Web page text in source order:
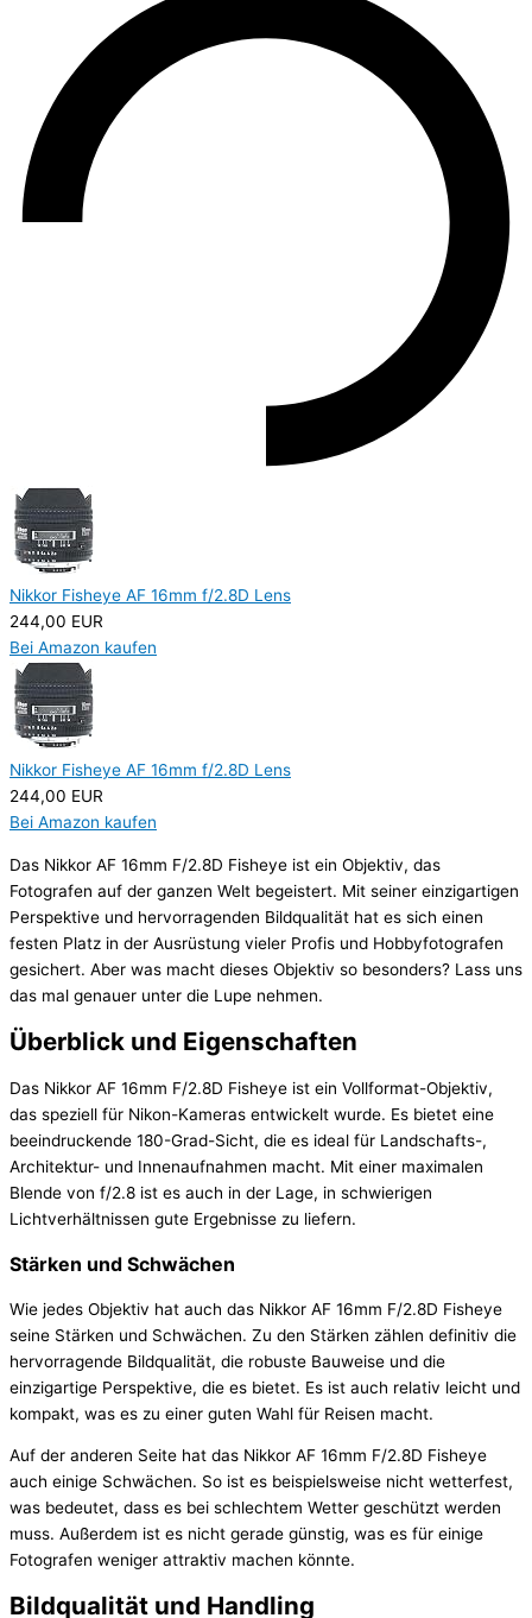
Nikkor Fisheye AF 16mm f/2.8D Lens
244,00 EUR
Bei Amazon kaufen
Nikkor Fisheye AF 16mm f/2.8D Lens
244,00 EUR
Bei Amazon kaufen
Das Nikkor AF 16mm F/2.8D Fisheye ist ein Objektiv, das
Fotografen auf der ganzen Welt begeistert. Mit seiner einzigartigen
Perspektive und hervorragenden Bildqualität hat es sich einen
festen Platz in der Ausrüstung vieler Profis und Hobbyfotografen
gesichert. Aber was macht dieses Objektiv so besonders? Lass uns
das mal genauer unter die Lupe nehmen.
Überblick und Eigenschaften
Das Nikkor AF 16mm F/2.8D Fisheye ist ein Vollformat-Objektiv,
das speziell für Nikon-Kameras entwickelt wurde. Es bietet eine
beeindruckende 180-Grad-Sicht, die es ideal für Landschafts-,
Architektur- und Innenaufnahmen macht. Mit einer maximalen
Blende von f/2.8 ist es auch in der Lage, in schwierigen
Lichtverhältnissen gute Ergebnisse zu liefern.
Stärken und Schwächen
Wie jedes Objektiv hat auch das Nikkor AF 16mm F/2.8D Fisheye
seine Stärken und Schwächen. Zu den Stärken zählen definitiv die
hervorragende Bildqualität, die robuste Bauweise und die
einzigartige Perspektive, die es bietet. Es ist auch relativ leicht und
kompakt, was es zu einer guten Wahl für Reisen macht.
Auf der anderen Seite hat das Nikkor AF 16mm F/2.8D Fisheye
auch einige Schwächen. So ist es beispielsweise nicht wetterfest,
was bedeutet, dass es bei schlechtem Wetter geschützt werden
muss. Außerdem ist es nicht gerade günstig, was es für einige
Fotografen weniger attraktiv machen könnte.
Bildqualität und Handling